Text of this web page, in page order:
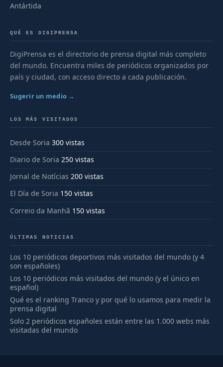
Antártida
QUÉ ES DIGIPRENSA
DigiPrensa es el directorio de prensa digital más completo
del mundo. Encuentra miles de periódicos organizados por
país y ciudad, con acceso directo a cada publicación.
Sugerir un medio →
LOS MÁS VISITADOS
Desde Soria 300 vistas
Diario de Soria 250 vistas
Jornal de Notícias 200 vistas
El Día de Soria 150 vistas
Correio da Manhã 150 vistas
ÚLTIMAS NOTICIAS
Los 10 periódicos deportivos más visitados del mundo (y 4
son españoles)
Los 10 periódicos más visitados del mundo (y el único en
español)
Qué es el ranking Tranco y por qué lo usamos para medir la
prensa digital
Solo 2 periódicos españoles están entre las 1.000 webs más
visitadas del mundo